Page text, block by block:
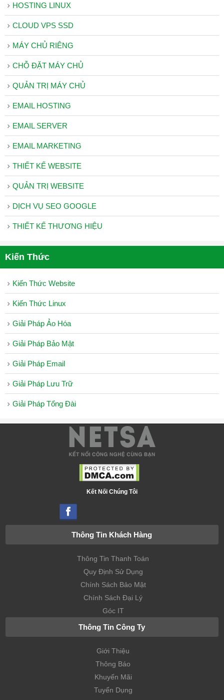
HOSTING LINUX
CLOUD VPS SSD
MÁY CHỦ RIÊNG
CHỖ ĐẶT MÁY CHỦ
QUẢN TRỊ MÁY CHỦ
EMAIL HOSTING
EMAIL SERVER
EMAIL MARKETING
THIẾT KẾ WEBSITE
QUẢN TRỊ WEBSITE
DỊCH VỤ SEO GOOGLE
THIẾT KẾ THƯƠNG HIỆU
Kiến Thức
Kiến Thức Website
Kiến Thức Linux
Giải Pháp Ảo Hóa
Giải Pháp Bảo Mật
Giải Pháp Email
Giải Pháp Lưu Trữ
Giải Pháp Tổng Đài
Kết Nối Chúng Tôi
Thông Tin Khách Hàng
Thông Tin Thanh Toán
Quy Định Sử Dụng
Chính Sách Bảo Mật
Chính Sách Đại Lý
Góc IT
Thông Tin Công Ty
Giới Thiệu
Thông Báo
Khuyến Mãi
Tuyển Dụng